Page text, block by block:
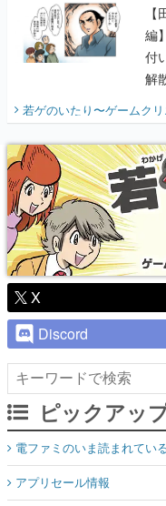
編
付
解
『
り
若ゲのいたり〜ゲームク
X
Discord
ピックアッ
電ファミのいま読まれてい
アプリセール情報